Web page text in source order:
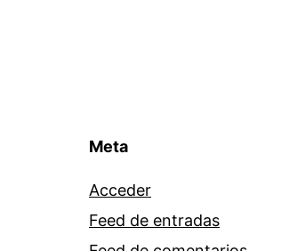
Meta
Acceder
Feed de entradas